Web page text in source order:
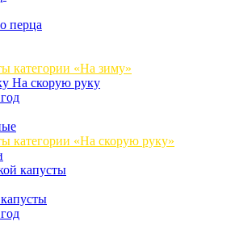
перца
категории «На зиму»
На скорую руку
категории «На скорую руку»
капусты